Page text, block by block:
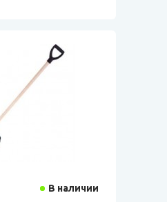
В наличии